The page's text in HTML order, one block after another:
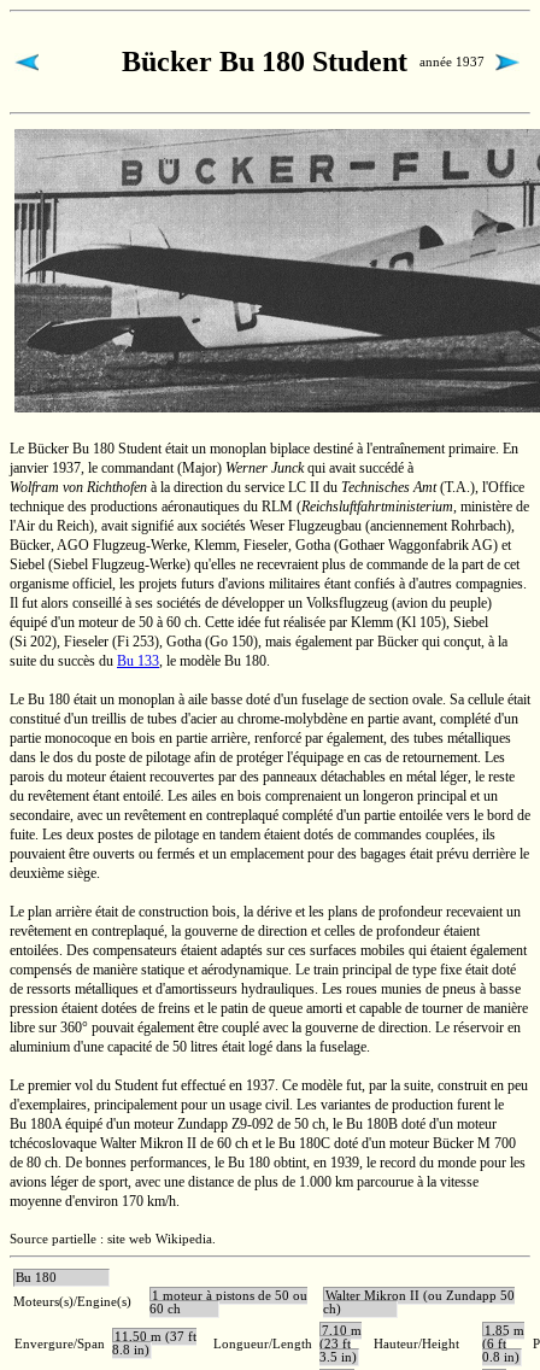
Bücker Bu 180 Student année 1937
Le Bücker Bu 180 Student était un monoplan biplace destiné à l'entraînement primaire. En
janvier 1937, le commandant(Major) Werner Junckqui avait succédé à
Wolfram von Richthofen à la direction du service LC II du Technisches Amt (T.A.), l'Office
technique des productions aéronautiques du RLM (Reichsluftfahrtministerium, ministère de
l'Air du Reich), avait signifié aux sociétés Weser Flugzeugbau (anciennement Rohrbach),
Bücker,AGO Flugzeug-Werke, Klemm, Fieseler, Gotha (Gothaer Waggonfabrik AG) et
Siebel (Siebel Flugzeug-Werke) qu'elles ne recevraient plus de commande de la part de cet
organisme officiel, les projets futurs d'avions militaires étant confiés à d'autres compagnies.
Il fut alors conseillé à ses sociétés de développer un Volksflugzeug (avion du peuple)
équipé d'un moteur de 50 à 60 ch. Cette idée fut réalisée par Klemm (Kl 105), Siebel
(Si 202), Fieseler (Fi 253), Gotha (Go 150), mais également par Bücker qui conçut, à la
suite du succès du Bu 133, le modèle Bu 180.
Le Bu 180 était un monoplan à aile basse doté d'un fuselage de section ovale. Sa cellule était
constitué d'un treillis de tubes d'acier au chrome-molybdène en partie avant, complété d'un
partie monocoque en bois en partie arrière, renforcé par également, des tubes métalliques
dans le dos du poste de pilotage afin de protéger l'équipage en cas de retournement. Les
parois du moteur étaient recouvertes par des panneaux détachables en métal léger, le reste
du revêtement étant entoilé. Les ailes en bois comprenaient un longeron principal et un
secondaire, avec un revêtement en contreplaqué complété d'un partie entoilée vers le bord de
fuite. Les deux postes de pilotage en tandem étaient dotés de commandes couplées, ils
pouvaient être ouverts ou fermés et un emplacement pour des bagages était prévu derrière le
deuxième siège.
Le plan arrière était de construction bois, la dérive et les plans de profondeur recevaient un
revêtement en contreplaqué, la gouverne de direction et celles de profondeur étaient
entoilées. Des compensateurs étaient adaptés sur ces surfaces mobiles qui étaient également
compensés de manière statique et aérodynamique. Le train principal de type fixe était doté
de ressorts métalliques et d'amortisseurs hydrauliques. Les roues munies de pneus à basse
pression étaient dotées de freins et le patin de queue amorti et capable de tourner de manière
libre sur 360° pouvait également être couplé avec la gouverne de direction. Le réservoir en
aluminium d'une capacité de 50 litres était logé dans la fuselage.
Le premier vol du Student fut effectué en 1937. Ce modèle fut, par la suite, construit en peu
d'exemplaires, principalement pour un usage civil. Les variantes de production furent le
Bu 180Aéquipé d'un moteur Zundapp Z9-092 de 50 ch, le Bu 180B doté d'un moteur
tchécoslovaque Walter Mikron II de 60 ch et le Bu 180C doté d'un moteur Bücker M 700
de 80 ch. De bonnes performances, le Bu 180 obtint, en 1939, le record du monde pour les
avions léger de sport, avec une distance de plus de 1.000 km parcourue à la vitesse
moyenne d'environ 170 km/h.
Source partielle : site web Wikipedia.
Bu 180
Moteurs(s)/Engine(s)
1 moteur à pistons de 50 ou
60 ch
Walter Mikron II (ou Zundapp 50
ch)
Envergure/Span
11,50 m (37 ft
8.8 in)
Longueur/Length
7,10 m
(23 ft
3.5 in)
Hauteur/Height
1,85 m
(6 ft
0.8 in)